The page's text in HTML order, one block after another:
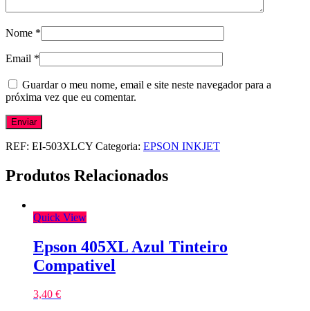
Nome *
Email *
Guardar o meu nome, email e site neste navegador para a
próxima vez que eu comentar.
REF: EI-503XLCY Categoria: EPSON INKJET
Produtos Relacionados
Quick View
Epson 405XL Azul Tinteiro
Compativel
3,40 €